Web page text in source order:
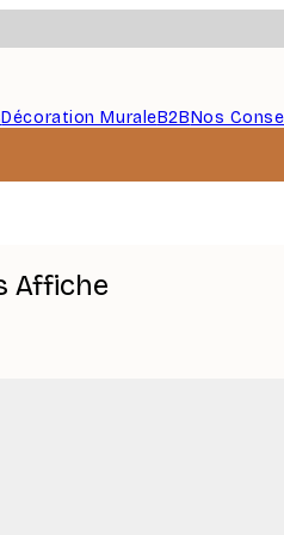
Décoration MuraleB2BNos
Affiche